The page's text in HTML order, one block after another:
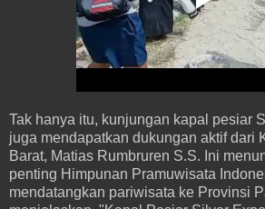
Tak hanya itu, kunjungan kapal pesiar
juga mendapatkan dukungan aktif dari
Barat, Matias Rumbruren S.S. Ini
penting Himpunan Pramuwisata
mendatangkan pariwisata ke Provinsi